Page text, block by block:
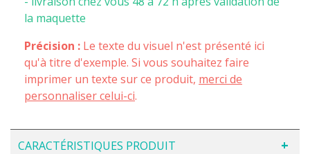
la maquette
Précision : Le texte du visuel n'est présenté ici
qu'à titre d'exemple. Si vous souhaitez faire
imprimer un texte sur ce produit, merci de
personnaliser celui-ci.
CARACTÉRISTIQUES PRODUIT